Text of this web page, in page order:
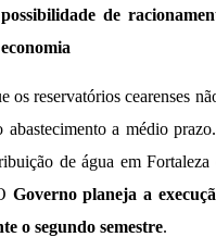
de
os reservatórios cearenses
a médio
de água em
Governo planeja a
o segundo semestre.